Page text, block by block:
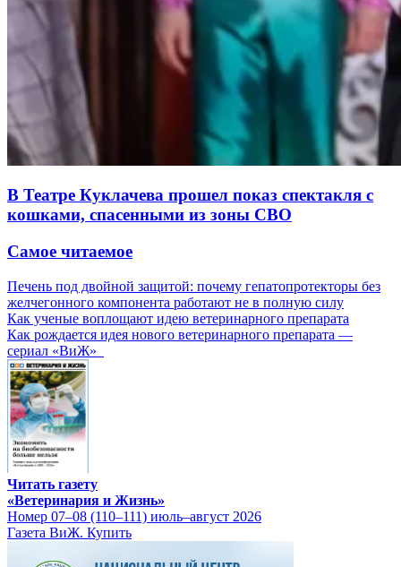
В Театре Куклачева прошел показ спектакля с
кошками, спасенными из зоны СВО
Самое читаемое
Печень под двойной защитой: почему гепатопротекторы без
желчегонного компонента работают не в полную силу
Как ученые воплощают идею ветеринарного препарата
Как рождается идея нового ветеринарного препарата —
сериал «ВиЖ»
Читать газету
«Ветеринария и Жизнь»
Номер 07–08 (110–111) июль–август 2026
Газета ВиЖ. Купить